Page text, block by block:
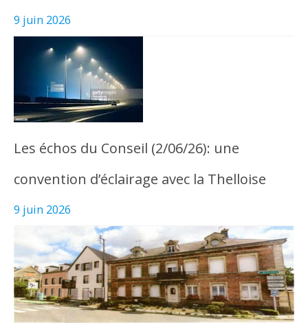
9 juin 2026
Les échos du Conseil (2/06/26): une
convention d’éclairage avec la Thelloise
9 juin 2026